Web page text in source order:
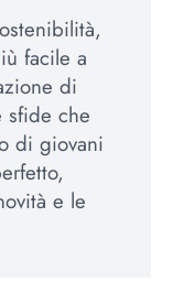
facile a
di
sfide che
di giovani
e le